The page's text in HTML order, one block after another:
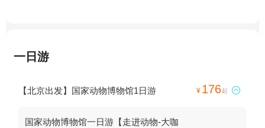
一日游
【北京出发】国家动物博物馆1日游 ¥ 176起 
国家动物博物馆一日游【走进动物-大咖